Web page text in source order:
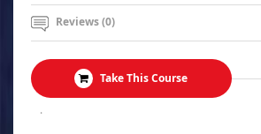
Reviews (0)
Take This Course
.